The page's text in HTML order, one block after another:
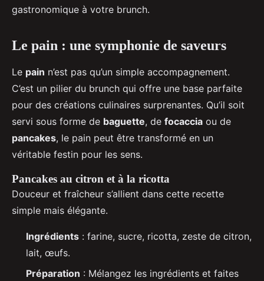
gastronomique à votre brunch.
Le pain : une symphonie de saveurs
Le pain n’est pas qu’un simple accompagnement.
C’est un pilier du brunch qui offre une base parfaite
pour des créations culinaires surprenantes. Qu’il soit
servi sous forme de baguette, de focaccia ou de
pancakes, le pain peut être transformé en un
véritable festin pour les sens.
Pancakes au citron et à la ricotta
Douceur et fraîcheur s’allient dans cette recette
simple mais élégante.
Ingrédients : farine, sucre, ricotta, zeste de citron,
lait, œufs.
Préparation : Mélangez les ingrédients et faites